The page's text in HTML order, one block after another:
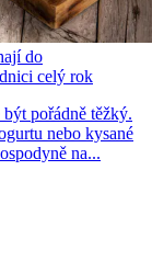
do
celý rok
pořádně těžký.
nebo kysané
na...